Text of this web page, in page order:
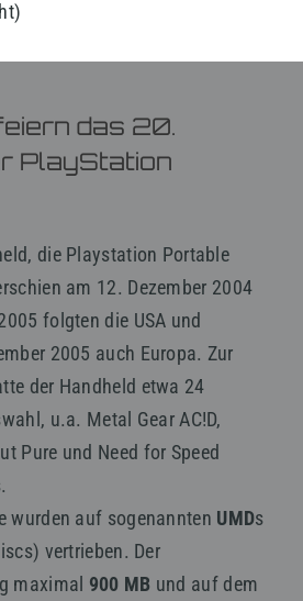
das 20.
PlayStation
die Playstation Portable
am 12. Dezember 2004
folgten die USA und
2005 auch Europa. Zur
der Handheld etwa 24
u.a. Metal Gear AC!D,
Pure und Need for Speed
wurden auf sogenannten UMDs
vertrieben. Der
maximal 900 MB und auf dem